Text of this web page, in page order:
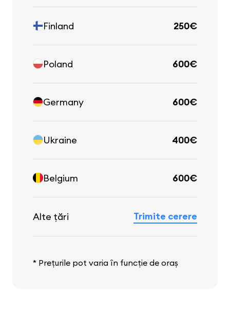
Finland 250€
Poland 600€
Germany 600€
Ukraine 400€
Belgium 600€
Alte țări Trimite cerere
* Prețurile pot varia în funcție de oraș